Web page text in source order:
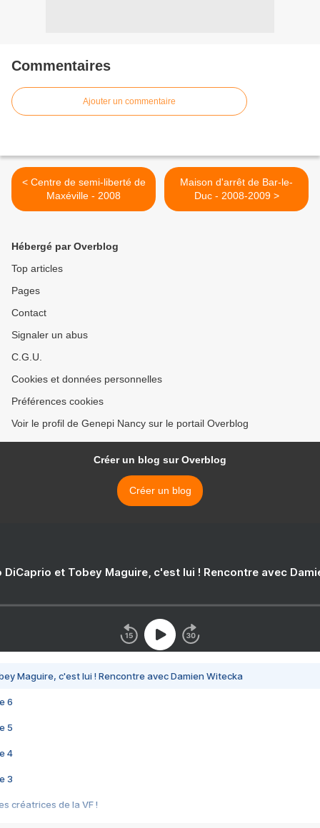
Commentaires
Ajouter un commentaire
< Centre de semi-liberté de
Maxéville - 2008
Maison d'arrêt de Bar-le-
Duc - 2008-2009 >
Hébergé par Overblog
Top articles
Pages
Contact
Signaler un abus
C.G.U.
Cookies et données personnelles
Préférences cookies
Voir le profil de Genepi Nancy sur le portail Overblog
Créer un blog sur Overblog
Créer un blog
DiCaprio et Tobey Maguire, c'est lui ! Rencontre avec
Maguire, c'est lui ! Rencontre avec Damien Witecka
6
5
4
3
créatrices de la VF !